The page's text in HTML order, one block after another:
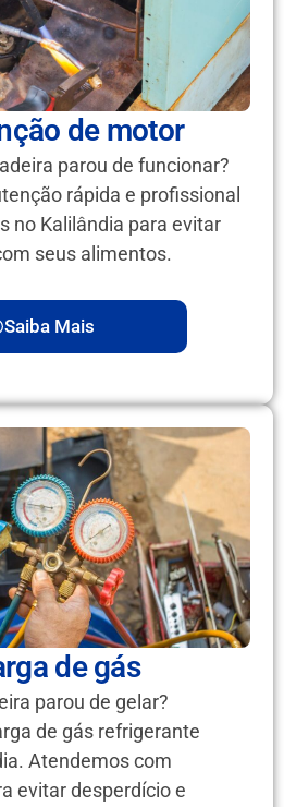
de motor
parou de funcionar?
rápida e profissional
no Kalilândia para evitar
seus alimentos.
Saiba Mais
de gás
parou de gelar?
de gás refrigerante
Atendemos com
evitar desperdício e